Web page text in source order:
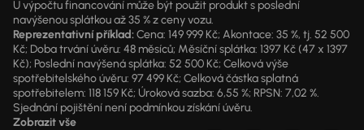
U výpočtu financování může být použit produkt s poslední
navýšenou splátkou až 35 % z ceny vozu.
Reprezentativní příklad:Cena: 149 999 Kč; Akontace: 35 %, tj. 52 500
Kč; Doba trvání úvěru: 48 měsíců; Měsíční splátka: 1397 Kč (47 x 1397
Kč); Poslední navýšená splátka: 52 500 Kč; Celková výše
spotřebitelského úvěru: 97 499 Kč; Celková částka splatná
spotřebitelem: 118 159 Kč; Úroková sazba: 6,55 %; RPSN: 7,02 %.
Sjednání pojištění není podmínkou získání úvěru.
Zobrazit vše